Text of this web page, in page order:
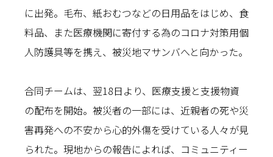
に出発。毛布、紙おむつなどの日用品をはじめ、食
料品、また医療機関に寄付する為のコロナ対策用個
人防護具等を携え、被災地マサンバへと向かった。
合同チームは、翌18日より、医療支援と支援物資
の配布を開始。被災者の一部には、近親者の死や災
害再発への不安から心的外傷を受けている人々が見
られた。現地からの報告によれば、コミュニティー